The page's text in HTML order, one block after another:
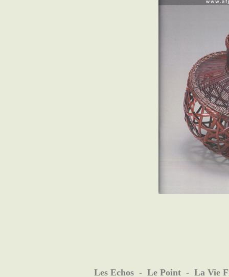
Les Echos - Le Point - La Vie